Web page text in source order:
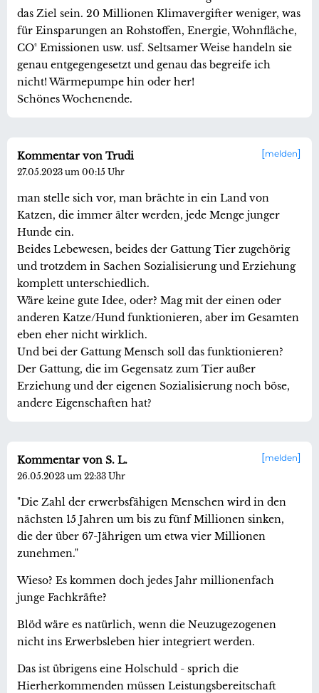
das Ziel sein. 20 Millionen Klimavergifter weniger, was
für Einsparungen an Rohstoffen, Energie, Wohnfläche,
CO² Emissionen usw. usf. Seltsamer Weise handeln sie
genau entgegengesetzt und genau das begreife ich
nicht! Wärmepumpe hin oder her!
Schönes Wochenende.
melden
Kommentar von Trudi
27.05.2023 um 00:15 Uhr
man stelle sich vor, man brächte in ein Land von
Katzen, die immer älter werden, jede Menge junger
Hunde ein.
Beides Lebewesen, beides der Gattung Tier zugehörig
und trotzdem in Sachen Sozialisierung und Erziehung
komplett unterschiedlich.
Wäre keine gute Idee, oder? Mag mit der einen oder
anderen Katze/Hund funktionieren, aber im Gesamten
eben eher nicht wirklich.
Und bei der Gattung Mensch soll das funktionieren?
Der Gattung, die im Gegensatz zum Tier außer
Erziehung und der eigenen Sozialisierung noch böse,
andere Eigenschaften hat?
melden
Kommentar von S. L.
26.05.2023 um 22:33 Uhr
"Die Zahl der erwerbsfähigen Menschen wird in den
nächsten 15 Jahren um bis zu fünf Millionen sinken,
die der über 67-Jährigen um etwa vier Millionen
zunehmen."
Wieso? Es kommen doch jedes Jahr millionenfach
junge Fachkräfte?
Blöd wäre es natürlich, wenn die Neuzugezogenen
nicht ins Erwerbsleben hier integriert werden.
Das ist übrigens eine Holschuld - sprich die
Hierherkommenden müssen Leistungsbereitschaft